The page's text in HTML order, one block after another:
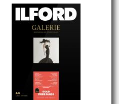
MA
D’ENVIE
AU
COMPARATEUR